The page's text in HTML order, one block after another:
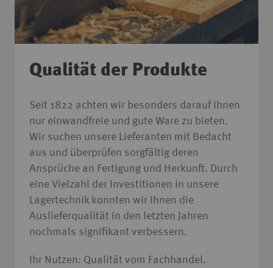
Qualität der Produkte
Seit 1822 achten wir besonders darauf Ihnen
nur einwandfreie und gute Ware zu bieten.
Wir suchen unsere Lieferanten mit Bedacht
aus und überprüfen sorgfältig deren
Ansprüche an Fertigung und Herkunft. Durch
eine Vielzahl der Investitionen in unsere
Lagertechnik konnten wir Ihnen die
Auslieferqualität in den letzten Jahren
nochmals signifikant verbessern.
Ihr Nutzen: Qualität vom Fachhandel.